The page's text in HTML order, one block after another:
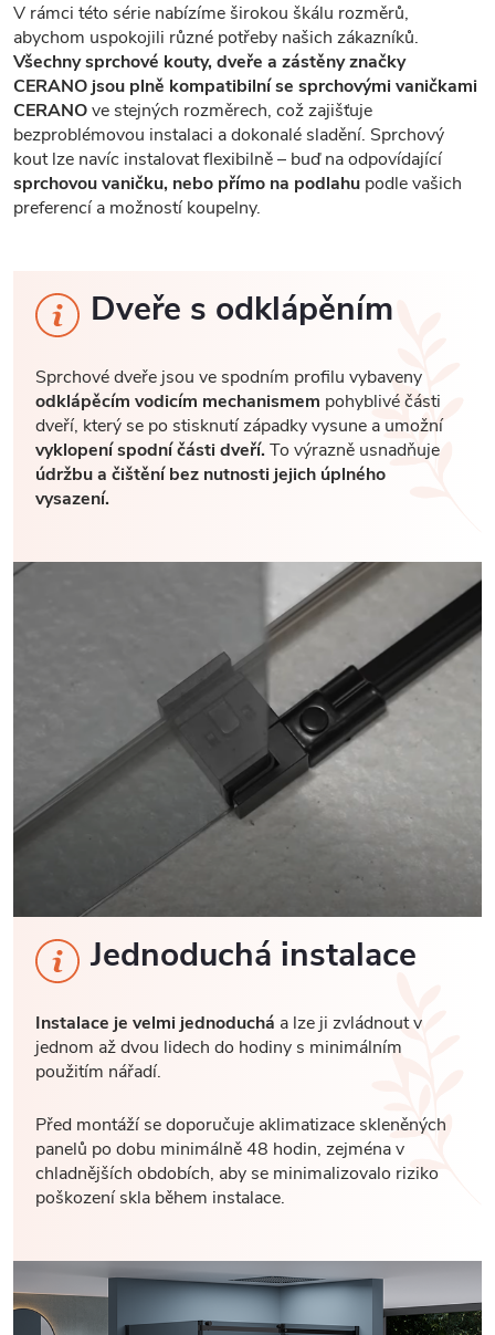
V rámci této série nabízíme širokou škálu rozměrů,
abychom uspokojili různé potřeby našich zákazníků.
Všechny sprchové kouty, dveře a zástěny značky
CERANO jsou plně kompatibilní se sprchovými vaničkami
CERANOve stejných rozměrech, což zajišťuje
bezproblémovou instalaci a dokonalé sladění. Sprchový
kout lze navíc instalovat flexibilně – buď na odpovídající
sprchovou vaničku, nebo přímo na podlahu podle vašich
preferencí a možností koupelny.
Dveře s odklápěním
Sprchové dveře jsou ve spodním profilu vybaveny
odklápěcím vodicím mechanismem pohyblivé části
dveří, který se po stisknutí západky vysune a umožní
vyklopení spodní části dveří.To výrazně usnadňuje
údržbu a čištění bez nutnosti jejich úplného
vysazení.
Jednoduchá instalace
Instalace je velmi jednoduchá a lze ji zvládnout v
jednom až dvou lidech do hodiny s minimálním
použitím nářadí.
Před montáží se doporučuje aklimatizace skleněných
panelů po dobu minimálně 48 hodin, zejména v
chladnějších obdobích, aby se minimalizovalo riziko
poškození skla během instalace.